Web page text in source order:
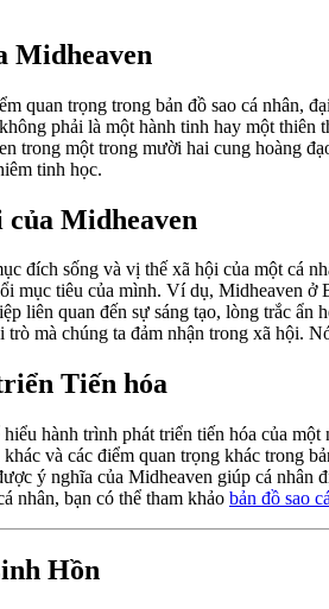
Midheaven
trọng trong bản đồ sao cá nhân,
phải là một hành tinh hay một
trong một trong mười hai cung hoàng
tinh học.
Midheaven
đích sống và vị thế xã hội của một cá
mục tiêu của mình. Ví dụ, Midheaven
liên quan đến sự sáng tạo, lòng trắc
mà chúng ta đảm nhận trong xã hội.
Tiến hóa
hành trình phát triển tiến hóa của
và các điểm quan trọng khác trong
ý nghĩa của Midheaven giúp cá
nhân, bạn có thể tham khảo bản đồ sao
Hồn